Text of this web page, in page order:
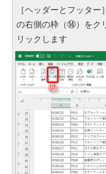
［ヘッダーとフッタ
の右側の枠（⑭）をク
リックします